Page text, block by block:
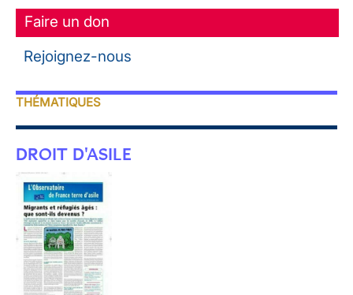
Faire un don
Rejoignez-nous
THÉMATIQUES
DROIT D'ASILE